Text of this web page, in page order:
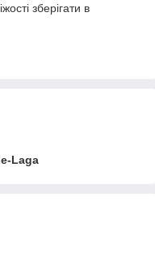
зберігати в
Laga